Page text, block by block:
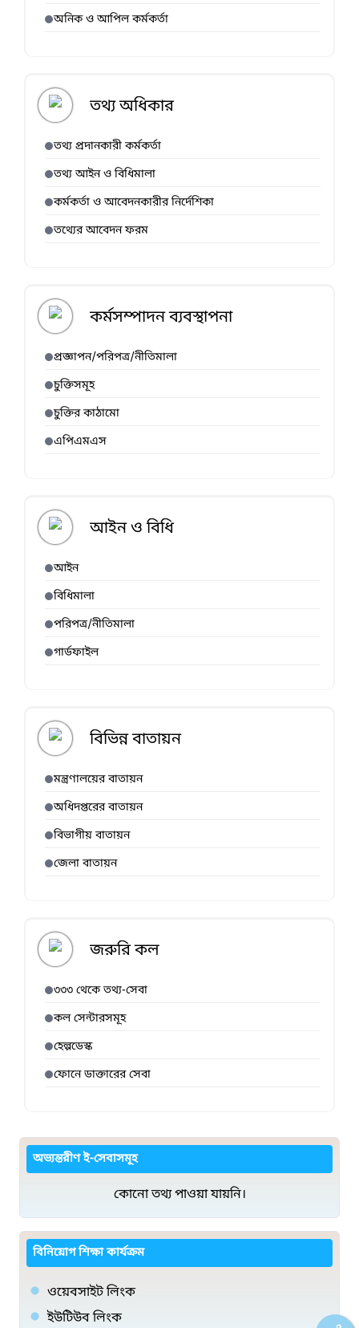
অনিক ও আপিল কর্মকর্তা
তথ্য অধিকার
তথ্য প্রদানকারী কর্মকর্তা
তথ্য আইন ও বিধিমালা
কর্মকর্তা ও আবেদনকারীর নির্দেশিকা
তথ্যের আবেদন ফরম
কর্মসম্পাদন ব্যবস্থাপনা
প্রজ্ঞাপন/পরিপত্র/নীতিমালা
চুক্তিসমূহ
চুক্তির কাঠামো
এপিএমএস
আইন ও বিধি
আইন
বিধিমালা
পরিপত্র/নীতিমালা
গার্ডফাইল
বিভিন্ন বাতায়ন
মন্ত্রণালয়ের বাতায়ন
অধিদপ্তরের বাতায়ন
বিভাগীয় বাতায়ন
জেলা বাতায়ন
জরুরি কল
৩৩৩ থেকে তথ্য-সেবা
কল সেন্টারসমূহ
হেল্পডেস্ক
ফোনে ডাক্তারের সেবা
অভ্যন্তরীণ ই-সেবাসমূহ
কোনো তথ্য পাওয়া যায়নি।
বিনিয়োগ শিক্ষা কার্যক্রম
ওয়েবসাইট লিংক
ইউটিউব লিংক